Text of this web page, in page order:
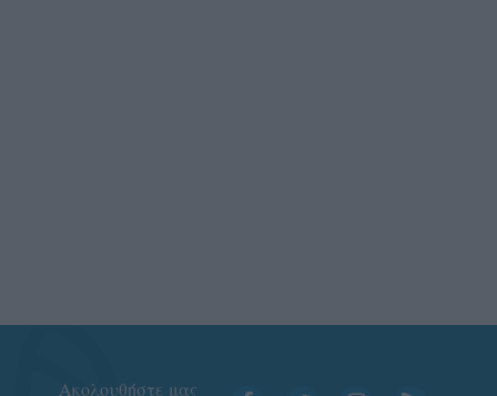
Aκολουθήστε μας